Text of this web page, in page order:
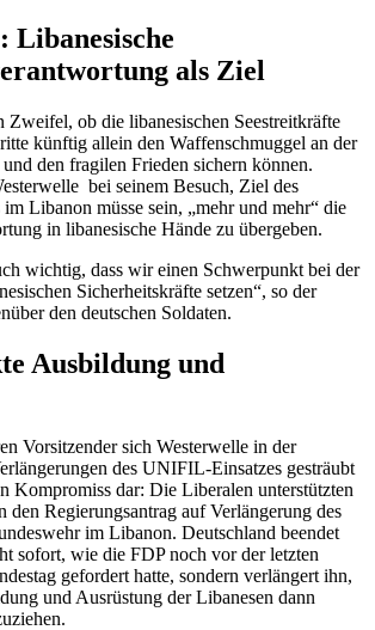
Libanesische
als Ziel
Zweifel, ob die libanesischen Seestreitkräfte
künftig allein den Waffenschmuggel an der
den fragilen Frieden sichern können.
bei seinem Besuch, Ziel des
im Libanon müsse sein, „mehr und mehr“ die
in libanesische Hände zu übergeben.
wichtig, dass wir einen Schwerpunkt bei der
Sicherheitskräfte setzen“, so der
den deutschen Soldaten.
Ausbildung und
Vorsitzender sich Westerwelle in der
des UNIFIL-Einsatzes gesträubt
Kompromiss dar: Die Liberalen unterstützten
den Regierungsantrag auf Verlängerung des
im Libanon. Deutschland beendet
sofort, wie die FDP noch vor der letzten
gefordert hatte, sondern verlängert ihn,
und Ausrüstung der Libanesen dann